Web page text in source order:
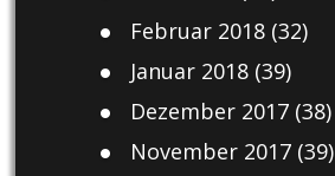
Februar 2018(32)
Januar 2018(39)
Dezember 2017(38)
November 2017(39)